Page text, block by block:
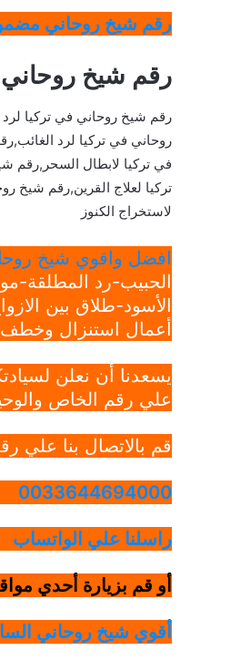
رقم شيخ روحاني
رقم شيخ
رقم شيخ روحاني في تركيا
روحاني في تركيا لرد
في تركيا لابطال السحر,رقم
تركيا لعلاج القرين,رقم شيخ
لاستخراج الكنوز
افضل واقوي شيخ
الحبيب-رد المطلقة-
الأسود-طلاق بين
أعمال استنزال وخطف
يسعدنا أن نعلن
علي رقم الخاص
قم بالاتصال بنا علي
0033644694000
راسلنا علي الواتساب
أو قم بزيارة أحدي
أقوي شيخ روحاني